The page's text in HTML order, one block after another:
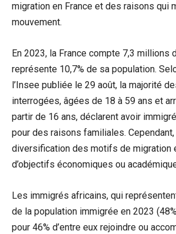
migration en France et des raisons qui
mouvement.
En 2023, la France compte 7,3 millions
représente 10,7% de sa population.
l’Insee publiée le 29 août, la majorité
interrogées, âgées de 18 à 59 ans et
partir de 16 ans, déclarent avoir
pour des raisons familiales.
diversification des motifs de migration
d’objectifs économiques ou
Les immigrés africains, qui
de la population immigrée en 2023
pour 46% d’entre eux rejoindre ou